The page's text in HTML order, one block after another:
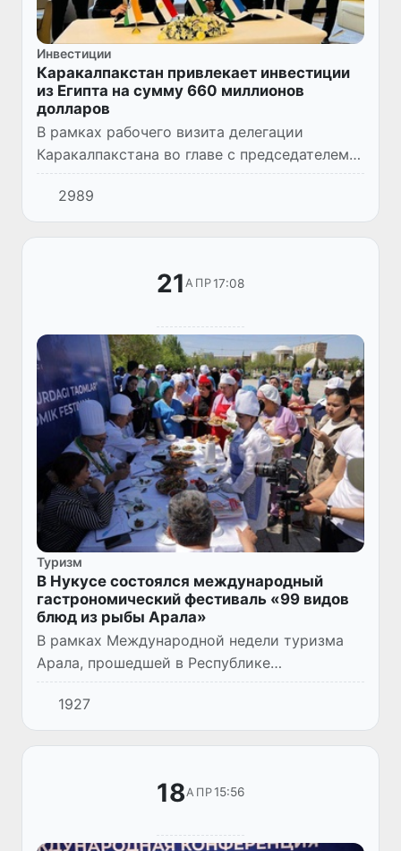
Инвестиции
Каракалпакстан привлекает инвестиции
из Египта на сумму 660 миллионов
долларов
В рамках рабочего визита делегации
Каракалпакстана во главе с председателем
Жокаргы Кенеса Аманбаем Орынбаевым в
Объединенные Арабские Эмираты (ОАЭ) по
инициативе Посольства Узбеки...
2989
21АПР17:08
Туризм
В Нукусе состоялся международный
гастрономический фестиваль «99 видов
блюд из рыбы Арала»
В рамках Международной недели туризма
Арала, прошедшей в Республике
Каракалпакстан, в городе Нукусе состоялся
международный гастрономический
фестиваль «99 видов блюд из рыбы Арала»...
1927
18АПР15:56